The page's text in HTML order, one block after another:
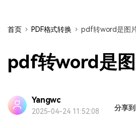
新闻中心
帮助中心
桌面端
万兴PDF Mac版
万兴PDF 安卓版
功能
PDF新功能
PDF编辑器
PDF合并工具
商业合作
企业采购
产品支持
首页 PDF格式转换 pdf转word是图
pdf转word是
Yangwc
2025-04-24 11:52:08 分享到